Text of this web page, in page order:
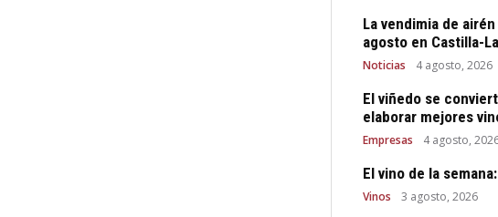
La vendimia de
agosto en Castilla-
Noticias 4 agosto, 2026
El viñedo se
elaborar mejores
Empresas 4 agosto,
El vino de la
Vinos 3 agosto, 2026